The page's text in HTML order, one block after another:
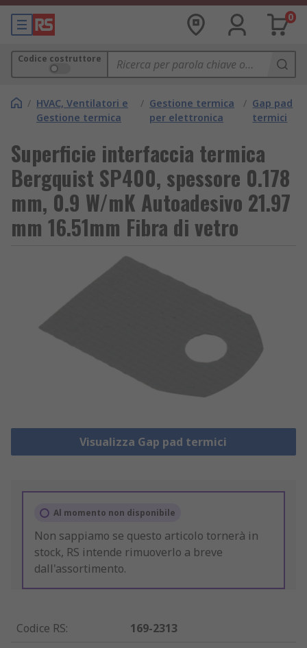
0
Codice costruttore
/ HVAC, Ventilatori e
Gestione termica
/ Gestione termica
per elettronica
/ Gap pad
termici
Superficie interfaccia termica
Bergquist SP400, spessore 0.178
mm, 0.9 W/mK Autoadesivo 21.97
mm 16.51mm Fibra di vetro
Visualizza Gap pad termici
Al momento non disponibile
Non sappiamo se questo articolo tornerà in
stock, RS intende rimuoverlo a breve
dall'assortimento.
Codice RS:
169-2313